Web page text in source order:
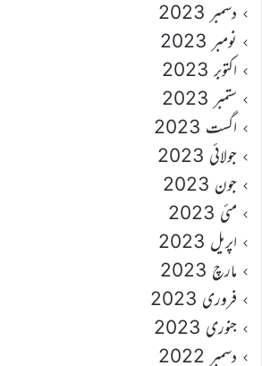
دسمبر 2023
نومبر 2023
اکتوبر 2023
ستمبر 2023
اگست 2023
جولائی 2023
جون 2023
مئی 2023
اپریل 2023
مارچ 2023
فروری 2023
جنوری 2023
دسمبر 2022